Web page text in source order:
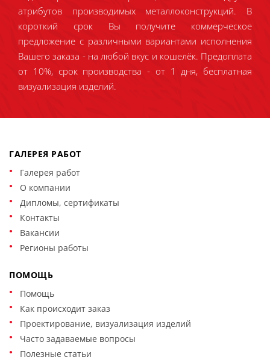
атрибутов производимых металлоконструкций. В
короткий срок Вы получите коммерческое
предложение с различными вариантами исполнения
Вашего заказа - на любой вкус и кошелёк. Предоплата
от 10%, срок производства - от 1 дня, бесплатная
визуализация изделий.
ГАЛЕРЕЯ РАБОТ
Галерея работ
О компании
Дипломы, сертификаты
Контакты
Вакансии
Регионы работы
ПОМОЩЬ
Помощь
Как происходит заказ
Проектирование, визуализация изделий
Часто задаваемые вопросы
Полезные статьи